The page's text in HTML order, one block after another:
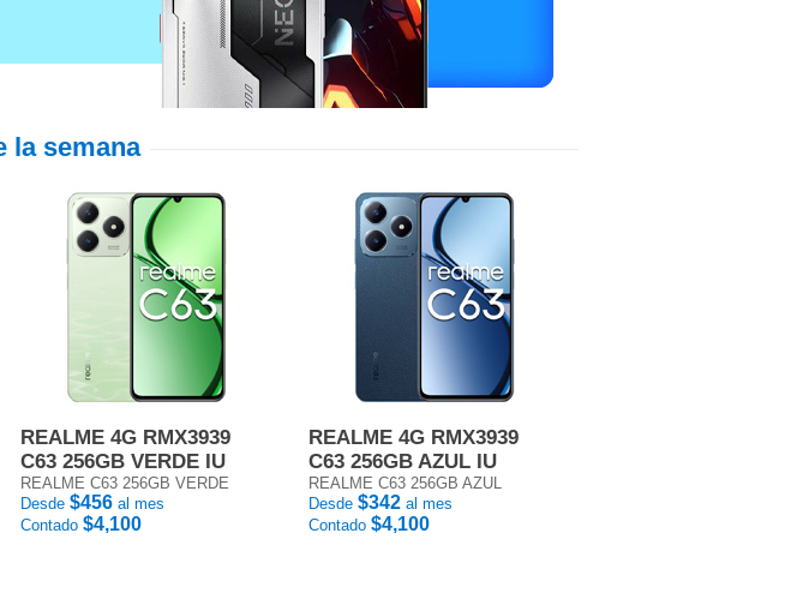
la semana
REALME 4G RMX3939
C63 256GB VERDE IU
REALME C63 256GB VERDE
Desde $456 al mes
Contado $4,100
REALME 4G RMX3939
C63 256GB AZUL IU
REALME C63 256GB AZUL
Desde $342 al mes
Contado $4,100